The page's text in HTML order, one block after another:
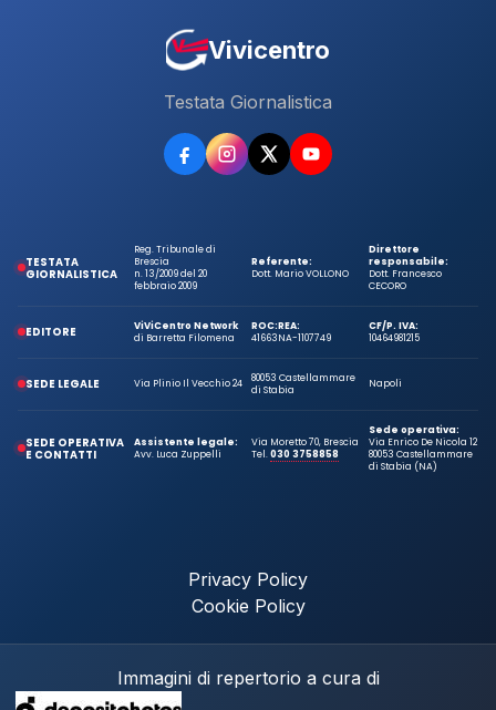
Vivicentro
Testata Giornalistica
TESTATA
GIORNALISTICA
Reg. Tribunale di
Brescia
n. 13/2009 del 20
febbraio 2009
Referente:
Dott. Mario VOLLONO
Direttore
responsabile:
Dott. Francesco
CECORO
EDITORE
ViViCentro Network
di Barretta Filomena
ROC:
41663
REA:
NA-1107749
CF/P. IVA:
10464981215
SEDE LEGALE Via Plinio Il Vecchio 24
80053 Castellammare
di Stabia
Napoli
SEDE OPERATIVA
E CONTATTI
Assistente legale:
Avv. Luca Zuppelli
Via Moretto 70, Brescia
Tel.030 3758858
Sede operativa:
Via Enrico De Nicola 12
80053 Castellammare
di Stabia (NA)
Privacy Policy
Cookie Policy
Immagini di repertorio a cura di